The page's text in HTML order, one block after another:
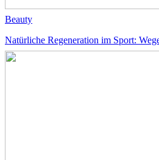
Beauty
Natürliche Regeneration im Sport: